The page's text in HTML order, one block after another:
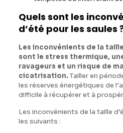
Quels sont les
d’été pour les saules
Les inconvénients de la
sont le stress thermique,
ravageurs et un risque de
cicatrisation. Tailler en
les réserves énergétiques de
difficile à récupérer et à
Les inconvénients de la taille
les suivants :